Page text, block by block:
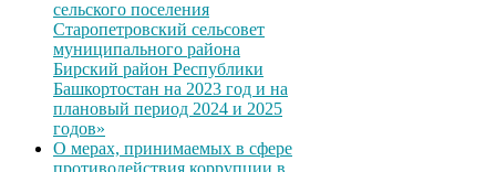
сельского поселения
Старопетровский сельсовет
муниципального района
Бирский район Республики
Башкортостан на 2023 год и на
плановый период 2024 и 2025
годов»
О мерах, принимаемых в сфере